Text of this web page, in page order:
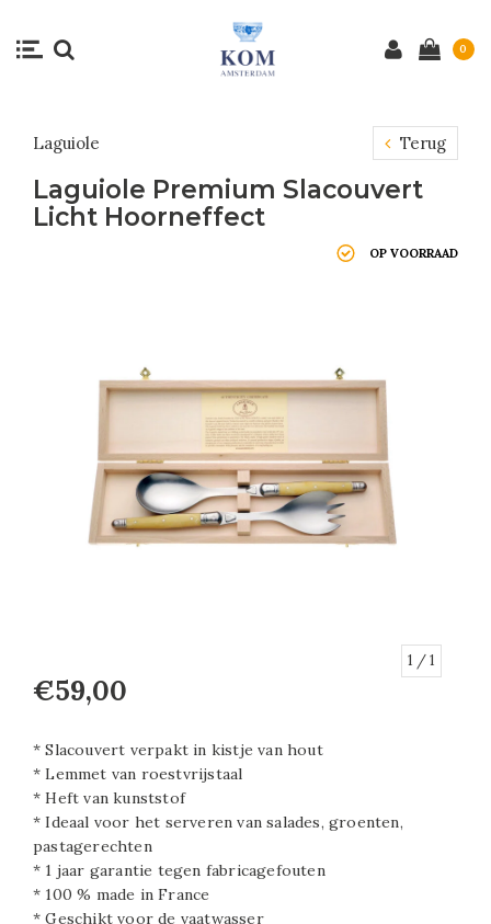
0
Laguiole Terug
Laguiole Premium Slacouvert
Licht Hoorneffect
OP VOORRAAD
1 / 1
€59,00
* Slacouvert verpakt in kistje van hout
* Lemmet van roestvrijstaal
* Heft van kunststof
* Ideaal voor het serveren van salades, groenten,
pastagerechten
* 1 jaar garantie tegen fabricagefouten
* 100 % made in France
* Geschikt voor de vaatwasser